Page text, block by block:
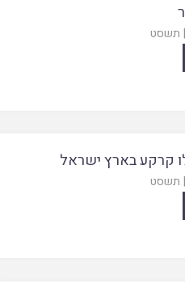
| תשסט
קרקע בארץ ישראל
| תשסט